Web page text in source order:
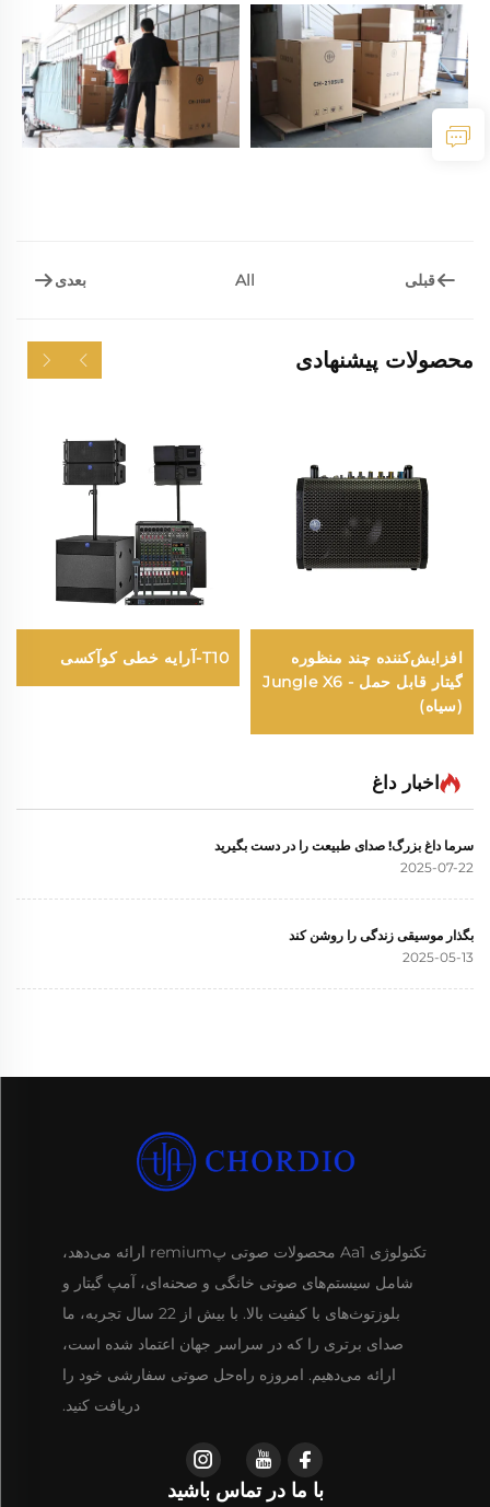
قبلی All بعدی
محصولات پیشنهادی
افزایش‌کننده چند منظوره
گیتار قابل حمل - Jungle X6
(سیاه)
T10-آرایه خطی کوآکسی
اخبار داغ
سرما داغ بزرگ! صدای طبیعت را در دست بگیرید
2025-07-22
بگذار موسیقی زندگی را روشن کند
2025-05-13
تکنولوژی Aa1 محصولات صوتی پremium ارائه می‌دهد،
شامل سیستم‌های صوتی خانگی و صحنه‌ای، آمپ گیتار و
بلوزتوث‌های با کیفیت بالا. با بیش از 22 سال تجربه، ما
صدای برتری را که در سراسر جهان اعتماد شده است،
ارائه می‌دهیم. امروزه راه‌حل صوتی سفارشی خود را
دریافت کنید.
با ما در تماس باشید